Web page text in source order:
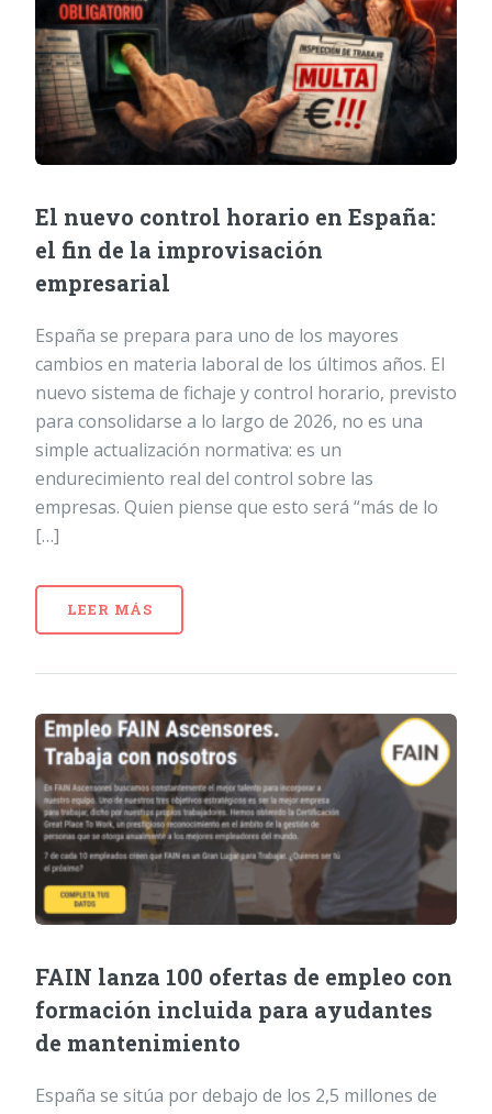
El nuevo control horario en España:
el fin de la improvisación
empresarial
España se prepara para uno de los mayores
cambios en materia laboral de los últimos años. El
nuevo sistema de fichaje y control horario, previsto
para consolidarse a lo largo de 2026, no es una
simple actualización normativa: es un
endurecimiento real del control sobre las
empresas. Quien piense que esto será “más de lo
[…]
LEER MÁS
FAIN lanza 100 ofertas de empleo con
formación incluida para ayudantes
de mantenimiento
España se sitúa por debajo de los 2,5 millones de